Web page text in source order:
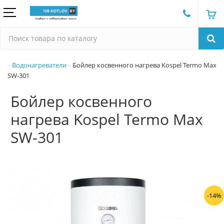
Водонагреватели
Бойлер косвенного нагрева Kospel Termo Max
SW-301
Бойлер косвенного
нагрева Kospel Termo Max
SW-301
-14%